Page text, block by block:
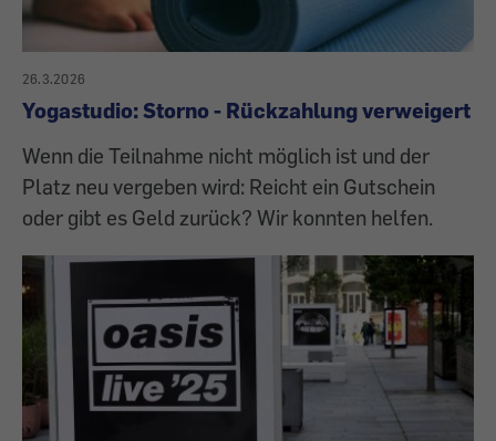
26.3.2026
Yogastudio: Storno - Rückzahlung verweigert
Wenn die Teilnahme nicht möglich ist und der
Platz neu vergeben wird: Reicht ein Gutschein
oder gibt es Geld zurück? Wir konnten helfen.